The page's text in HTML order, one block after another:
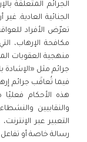
الجرائم المتعلقة
الجنائية العادية.
تعرّض الأفراد
مكافحة الإرهاب،
منهجية العقوبات
جرائم مثل
فيما تُعاقَب جرائم
هذه الأحكام
والنقابيين
التعبير عبر
رسالة خاصة أو